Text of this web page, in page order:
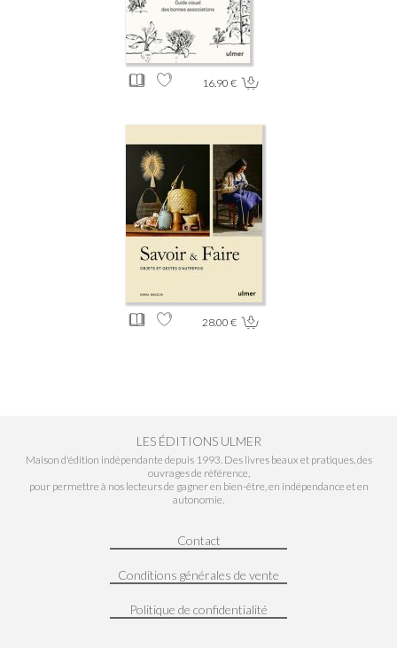
16.90 €
28.00 €
LES ÉDITIONS ULMER
Maison d'édition indépendante depuis 1993. Des livres beaux et pratiques, des
ouvrages de référence,
pour permettre à nos lecteurs de gagner en bien-être, en indépendance et en
autonomie.
Contact
Conditions générales de vente
Politique de confidentialité